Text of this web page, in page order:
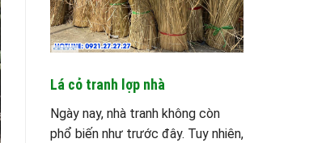
Lá cỏ tranh lợp nhà
Ngày nay, nhà tranh không còn
phổ biến như trước đây. Tuy nhiên,